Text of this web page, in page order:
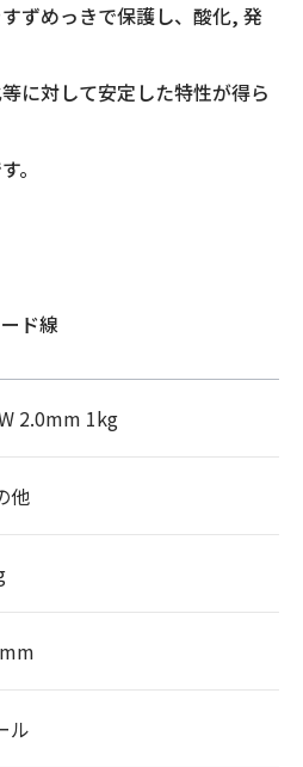
ずめっきで保護し、酸化, 発
に対して安定した特性が得ら
。
ド線
2.0mm 1kg
他
ル